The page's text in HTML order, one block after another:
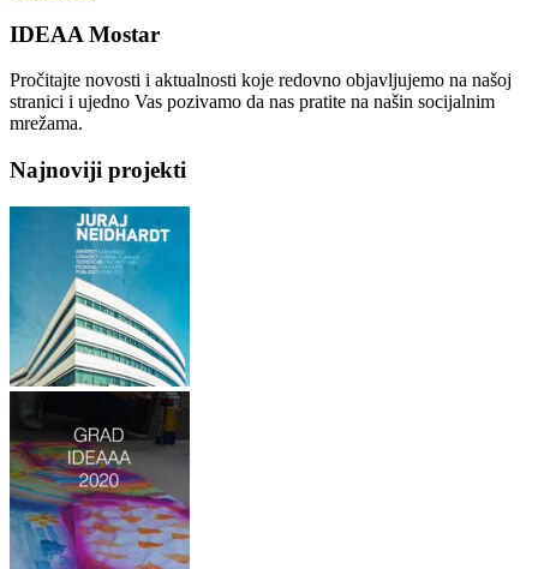
IDEAA Mostar
Pročitajte novosti i aktualnosti koje redovno objavljujemo na našoj
stranici i ujedno Vas pozivamo da nas pratite na našin socijalnim
mrežama.
Najnoviji projekti